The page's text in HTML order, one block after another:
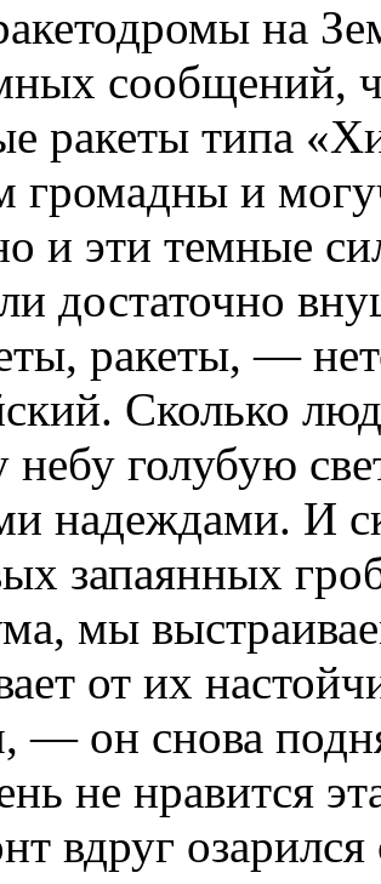
на
сообщений,
ракеты типа
громадны и
и эти темные
достаточно
ракеты, —
Сколько
небу голубую
надеждами. И
запаянных
мы
от их
— он снова
не нравится
вдруг